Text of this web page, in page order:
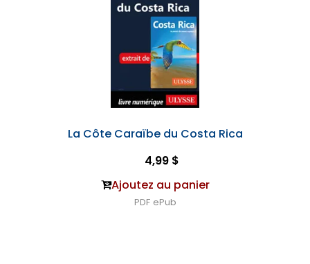
La Côte Caraïbe du Costa Rica
4,99 $
Ajoutez au panier
PDF ePub